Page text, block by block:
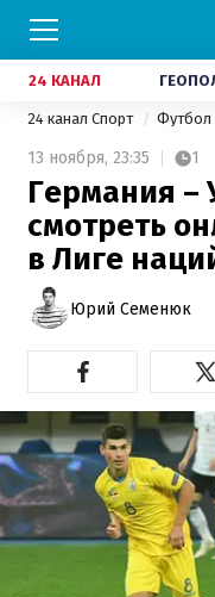
24 КАНАЛ
24 канал Спорт Футбол
13 ноября, 23:35 1
Германия –
смотреть
в Лиге
Юрий Семенюк